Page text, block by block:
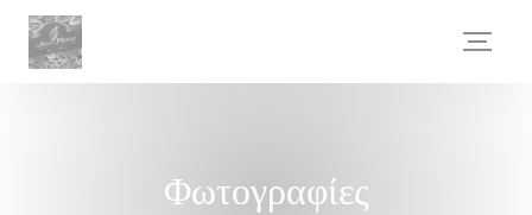
Πίνακας διαχείρισης "Μπισκότων" (Cookies)
Φωτογραφίες